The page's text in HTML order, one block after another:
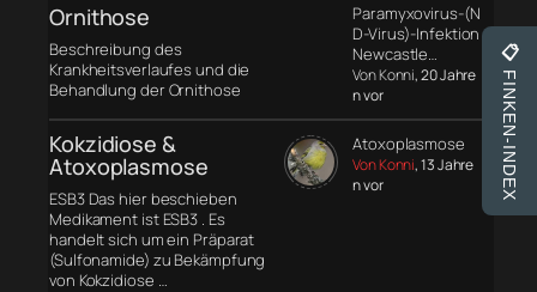
Ornithose
Beschreibung des
Krankheitsverlaufes und die
Behandlung der Ornithose
Paramyxovirus-(N
D-Virus)-Infektion
Newcastle…
Von Konni, 20 Jahre
n vor
Kokzidiose &
Atoxoplasmose
ESB3 Das hier beschieben
Medikament ist ESB3 . Es
handelt sich um ein Präparat
(Sulfonamide) zu Bekämpfung
von Kokzidiose …
Atoxoplasmose
Von Konni, 13 Jahre
n vor
📋
FINKEN-INDEX